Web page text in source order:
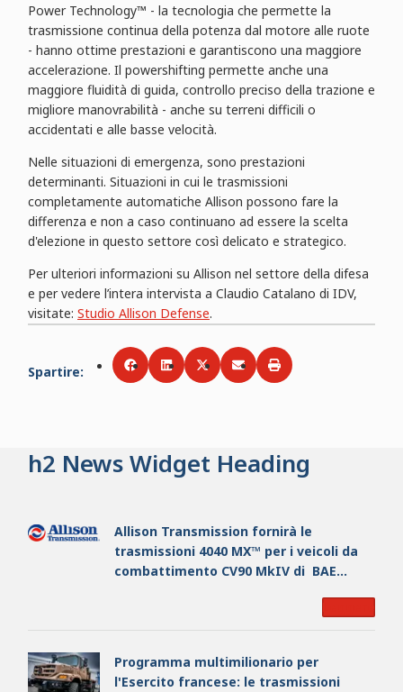
Power Technology™ - la tecnologia che permette la
trasmissione continua della potenza dal motore alle ruote
- hanno ottime prestazioni e garantiscono una maggiore
accelerazione. Il powershifting permette anche una
maggiore fluidità di guida, controllo preciso della trazione e
migliore manovrabilità - anche su terreni difficili o
accidentati e alle basse velocità.
Nelle situazioni di emergenza, sono prestazioni
determinanti. Situazioni in cui le trasmissioni
completamente automatiche Allison possono fare la
differenza e non a caso continuano ad essere la scelta
d'elezione in questo settore così delicato e strategico.
Per ulteriori informazioni su Allison nel settore della difesa
e per vedere l’intera intervista a Claudio Catalano di IDV,
visitate: Studio Allison Defense.
Spartire: Share viaFacebook
Share viaLinkedIn
Share viaTwitter
Share viaEmail
Stampare
h2 News Widget Heading
Allison Transmission fornirà le
trasmissioni 4040 MX™ per i veicoli da
combattimento CV90 MkIV di BAE
Programma multimilionario per
l'Esercito francese: le trasmissioni